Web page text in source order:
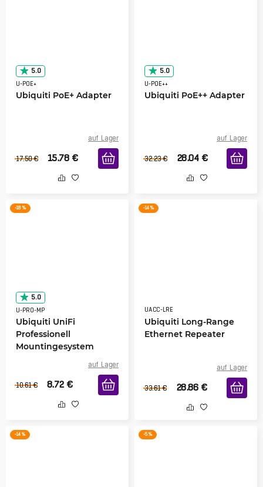
5.0
U-POE+
Ubiquiti PoE+ Adapter
auf Lager
17.50 € 15.78 €
5.0
U-POE++
Ubiquiti PoE++ Adapter
auf Lager
32.23 € 28.04 €
-18 %
5.0
U-PRO-MP
Ubiquiti UniFi
Professionell
Mountingesystem
auf Lager
10.61 € 8.72 €
-14 %
UACC-LRE
Ubiquiti Long-Range
Ethernet Repeater
auf Lager
33.61 € 28.86 €
-14 % -5 %